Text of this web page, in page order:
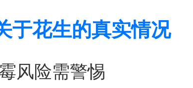
于花生的真实情况
风险需警惕